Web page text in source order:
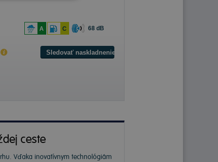
A C 68 dB
Sledovať naskladnenie
ceste
Vďaka inovatívnym technológiám